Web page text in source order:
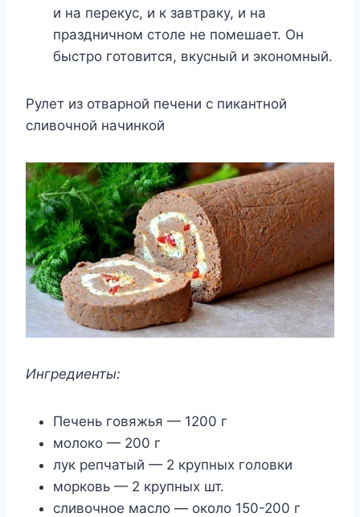
и на перекус, и к завтраку, и на
праздничном столе не помешает. Он
быстро готовится, вкусный и экономный.
Рулет из отварной печени с пикантной
сливочной начинкой
Ингредиенты:
Печень говяжья — 1200 г
молоко — 200 г
лук репчатый — 2 крупных головки
морковь — 2 крупных шт.
сливочное масло — около 150-200 г